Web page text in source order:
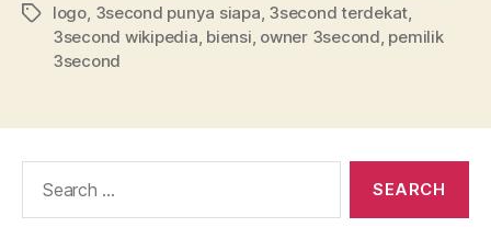
Tagslogo 3second punya siapa 3second terdekat
3second wikipedia biensi owner 3second pemilik
3second